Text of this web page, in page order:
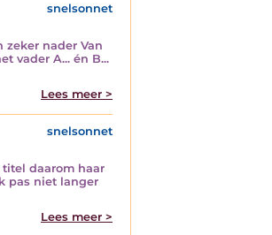
snelsonnet
zeker nader Van
vader A... én B...
Lees meer >
snelsonnet
titel daarom haar
pas niet langer
Lees meer >